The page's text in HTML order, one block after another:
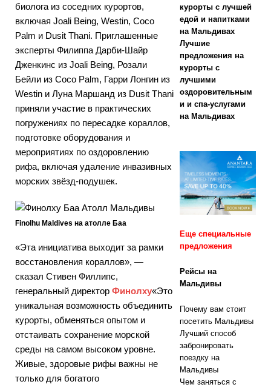
Resorts
Maldives
запускает
крупнейшую
распродажу в
Черную
пятницу со
скидками до
80% и
трансферами
СПЕЦИАЛЬН
ЫЕ
ПРЕДЛОЖЕН
[ Ноябрь 13,
биолога из соседних курортов,
включая Joali Being, Westin, Coco
Palm и Dusit Thani. Приглашенные
эксперты Филиппа Дарби-Шайр
Дженкинс из Joali Being, Розали
Бейли из Coco Palm, Гарри Лонгин из
Westin и Луна Маршанд из Dusit Thani
приняли участие в практических
погружениях по пересадке кораллов,
подготовке оборудования и
мероприятиях по оздоровлению
рифа, включая удаление инвазивных
морских звёзд-подушек.
Finolhu Maldives на атолле Баа
«Эта инициатива выходит за рамки
восстановления кораллов», —
сказал Стивен Филлипс,
генеральный директор Финолху«Это
уникальная возможность объединить
курорты, обменяться опытом и
отстаивать сохранение морской
среды на самом высоком уровне.
Живые, здоровые рифы важны не
только для богатого
курорты с лучшей
едой и напитками
на Мальдивах
Лучшие
предложения на
курорты с
лучшими
оздоровительным
и и спа-услугами
на Мальдивах
Еще специальные
предложения
Рейсы на
Мальдивы
Почему вам стоит
посетить Мальдивы
Лучший способ
забронировать
поездку на
Мальдивы
Чем заняться с